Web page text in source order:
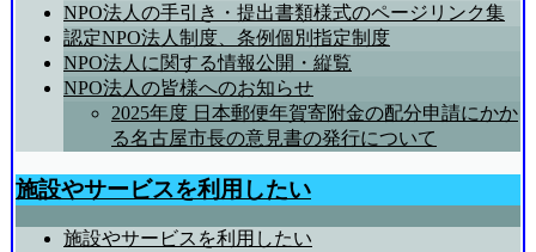
NPO法人の手引き・提出書類様式のページリンク集
認定NPO法人制度、条例個別指定制度
NPO法人に関する情報公開・縦覧
NPO法人の皆様へのお知らせ
2025年度 日本郵便年賀寄附金の配分申請にかか
る名古屋市長の意見書の発行について
施設やサービスを利用したい
施設やサービスを利用したい